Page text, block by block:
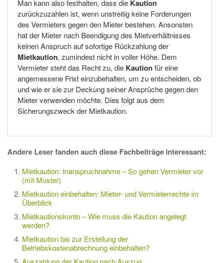
Man kann also festhalten, dass die Kaution
zurückzuzahlen ist, wenn unstreitig keine Forderungen
des Vermieters gegen den Mieter bestehen. Ansonsten
hat der Mieter nach Beendigung des Mietverhältnisses
keinen Anspruch auf sofortige Rückzahlung der
Mietkaution, zumindest nicht in voller Höhe. Dem
Vermieter steht das Recht zu, die Kautionfür eine
angemessene Frist einzubehalten, um zu entscheiden, ob
und wie er sie zur Deckung seiner Ansprüche gegen den
Mieter verwenden möchte. Dies folgt aus dem
Sicherungszweck der Mietkaution.
Andere Leser fanden auch diese Fachbeiträge interessant:
Mietkaution: Inanspruchnahme – So gehen Vermieter vor
(mit Muster)
Mietkaution einbehalten: Mieter- und Vermieterrechte im
Überblick
Mietkautionskonto – Wie muss die Kaution angelegt
werden?
Mietkaution bis zur Erstellung der
Betriebskostenabrechnung einbehalten?